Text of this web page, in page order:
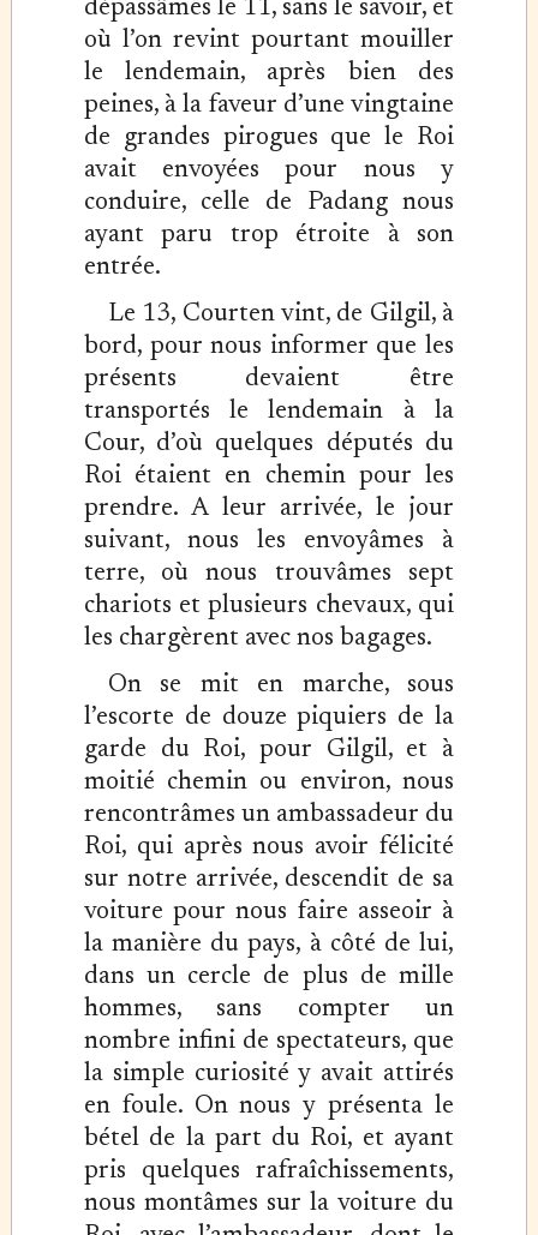
dépassâmes le 11, sans le savoir, et
où l’on revint pourtant mouiller
le lendemain, après bien des
peines, à la faveur d’une vingtaine
de grandes pirogues que le Roi
avait envoyées pour nous y
conduire, celle de Padang nous
ayant paru trop étroite à son
entrée.
Le 13, Courten vint, de Gilgil, à
bord, pour nous informer que les
présents devaient être
transportés le lendemain à la
Cour, d’où quelques députés du
Roi étaient en chemin pour les
prendre. A leur arrivée, le jour
suivant, nous les envoyâmes à
terre, où nous trouvâmes sept
chariots et plusieurs chevaux, qui
les chargèrent avec nos bagages.
On se mit en marche, sous
l’escorte de douze piquiers de la
garde du Roi, pour Gilgil, et à
moitié chemin ou environ, nous
rencontrâmes un ambassadeur du
Roi, qui après nous avoir félicité
sur notre arrivée, descendit de sa
voiture pour nous faire asseoir à
la manière du pays, à côté de lui,
dans un cercle de plus de mille
hommes, sans compter un
nombre infini de spectateurs, que
la simple curiosité y avait attirés
en foule. On nous y présenta le
bétel de la part du Roi, et ayant
pris quelques rafraîchissements,
nous montâmes sur la voiture du